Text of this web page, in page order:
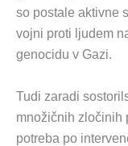
so postale aktivne
vojni proti ljudem
genocidu v Gazi.
Tudi zaradi
množičnih zločinih
potreba po